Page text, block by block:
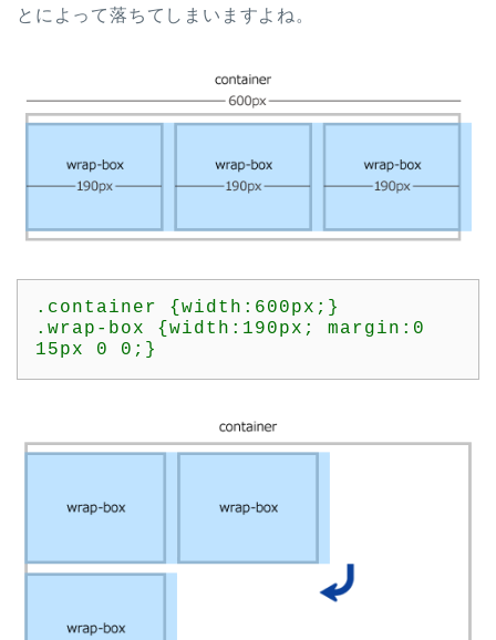
とによって落ちてしまいますよね。
.container {width:600px;}
.wrap-box {width:190px; margin:0
15px 0 0;}